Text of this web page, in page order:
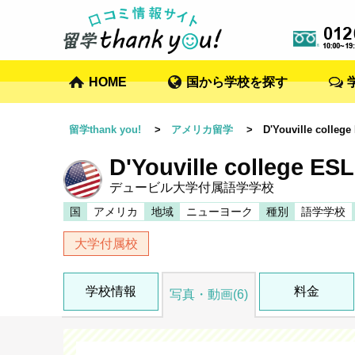
HOME 国から学校を探す
留学thank you! > アメリカ留学 > D'Youville college
D'Youville college ESL
デュービル大学付属語学学校
国 アメリカ 地域 ニューヨーク 種別 語学学校
大学付属校
学校情報 写真・動画(6) 料金